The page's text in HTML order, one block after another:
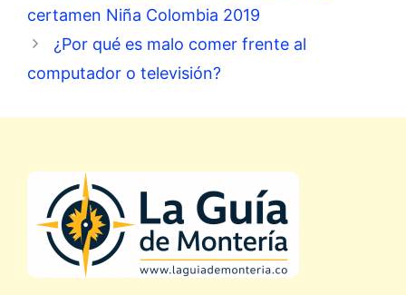
certamen Niña Colombia 2019
¿Por qué es malo comer frente al
computador o televisión?